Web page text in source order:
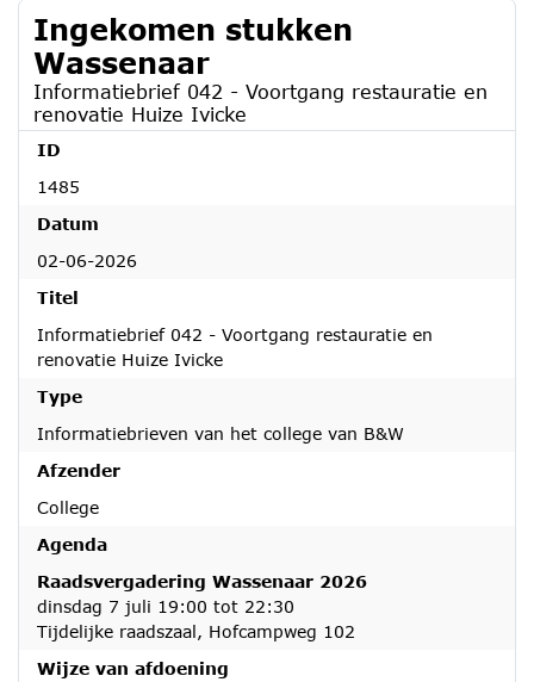
Ingekomen stukken
Wassenaar
Informatiebrief 042 - Voortgang restauratie en
renovatie Huize Ivicke
ID
1485
Datum
02-06-2026
Titel
Informatiebrief 042 - Voortgang restauratie en
renovatie Huize Ivicke
Type
Informatiebrieven van het college van B&W
Afzender
College
Agenda
Raadsvergadering Wassenaar 2026
dinsdag 7 juli 19:00 tot 22:30
Tijdelijke raadszaal, Hofcampweg 102
Wijze van afdoening